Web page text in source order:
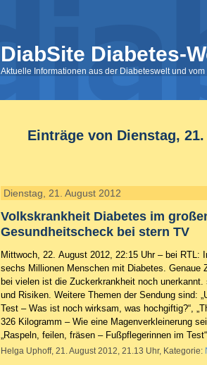
DiabSite Diabetes-
Aktuelle Informationen aus der Diabeteswelt und
Einträge von Dienstag,
Dienstag, 21. August 2012
Volkskrankheit Diabetes im
Gesundheitscheck bei stern TV
Mittwoch, 22. August 2012, 22:15 Uhr – bei RTL:
sechs Millionen Menschen mit Diabetes. Genaue
bei vielen ist die Zuckerkrankheit noch
und Risiken. Weitere Themen der Sendung sind:
Test – Was ist noch wirksam, was hochgiftig?“,
326 Kilogramm – Wie eine Magenverkleinerung
„Raspeln, feilen, fräsen – Fußpflegerinnen im
Helga Uphoff, 21. August 2012, 21.13 Uhr, Kategorie: